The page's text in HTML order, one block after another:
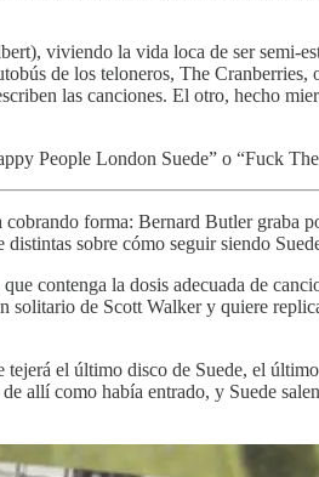
viviendo la vida loca de ser semi-
de los teloneros, The
las canciones. El otro, hecho
People London Suede” o “Fuck
forma: Bernard Butler graba
sobre cómo seguir siendo
contenga la dosis adecuada de
solitario de Scott Walker y quiere
el último disco de Suede, el
allí como había entrado, y Suede